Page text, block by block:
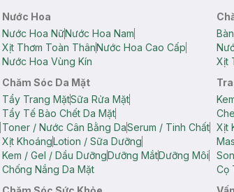
Nước Hoa
Nước Hoa NữNước Hoa Nam
Xịt Thơm Toàn ThânNước Hoa Cao Cấp
Nước Hoa Vùng Kín
Xịt
Chăm Sóc Da Mặt
Tẩy Trang MặtSữa Rửa Mặt
Tẩy Tế Bào Chết Da Mặt
Toner / Nước Cân Bằng DaSerum / Tinh Chất
Xịt KhoángLotion / Sữa Dưỡng
Kem / Gel / Dầu DưỡngDưỡng MắtDưỡng Môi
Chống Nắng Da Mặt
Xịt
Cọ